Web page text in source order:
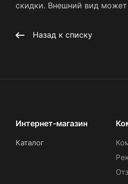
скидки. Внешний вид может
Назад к списку
Интернет-магазин
Каталог